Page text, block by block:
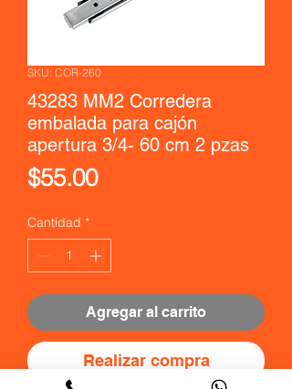
SKU: COR-260
43283 MM2 Corredera
embalada para cajón
apertura 3/4- 60 cm 2 pzas
$55.00Precio
Cantidad *
Agregar al carrito
Realizar compra